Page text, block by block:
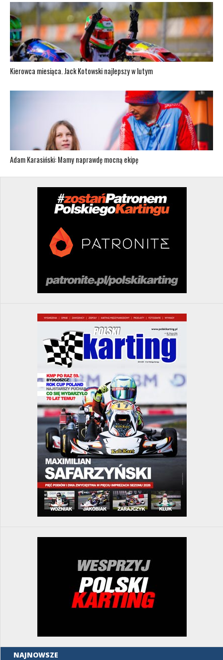
Kierowca miesiąca. Jack Kotowski najlepszy w lutym
Adam Karasiński: Mamy naprawdę mocną ekipę
NAJNOWSZE